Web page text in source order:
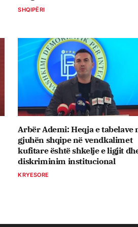
SHQIPËRI
Arbër Ademi: Heqja e tabelave
gjuhën shqipe në vendkalimet
kufitare është shkelje e ligjit
diskriminim institucional
KRYESORE